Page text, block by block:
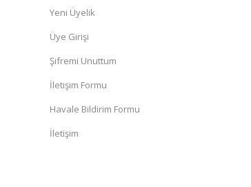
Yeni Üyelik
Üye Girişi
Şifremi Unuttum
İletişim Formu
Havale Bildirim Formu
İletişim